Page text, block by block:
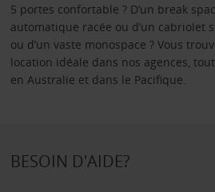
5 portes confortable ? D’un break
automatique racée ou d’un cabriolet
ou d’un vaste monospace ? Vous
location idéale dans nos agences,
en Australie et dans le Pacifique.
BESOIN D'AIDE?